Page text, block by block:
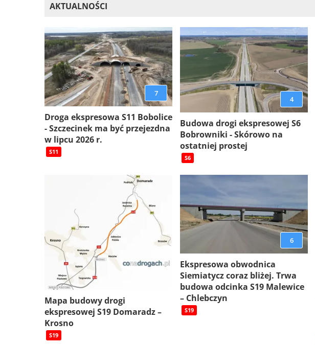
AKTUALNOŚCI
7
Droga ekspresowa S11 Bobolice
- Szczecinek ma być przejezdna
w lipcu 2026 r.
S11
4
Budowa drogi ekspresowej S6
Bobrowniki - Skórowo na
ostatniej prostej
S6
Mapa budowy drogi
ekspresowej S19 Domaradz –
Krosno
S19
6
Ekspresowa obwodnica
Siemiatycz coraz bliżej. Trwa
budowa odcinka S19 Malewice
– Chlebczyn
S19